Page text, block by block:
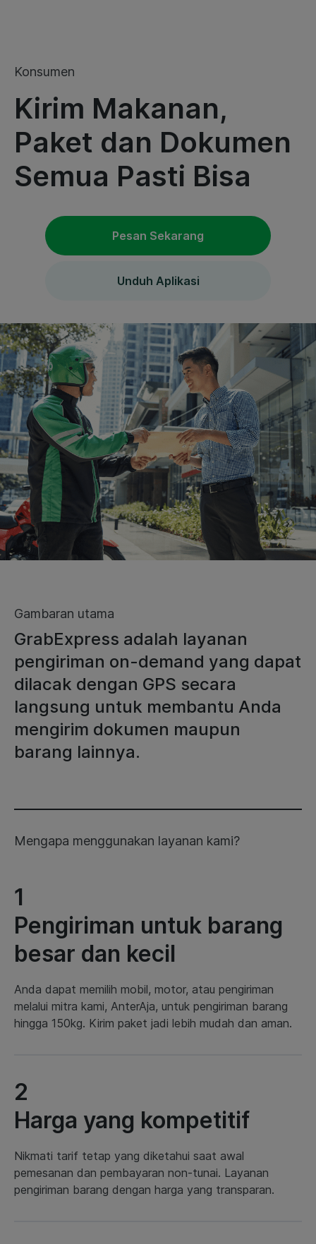
Konsumen
Kirim Makanan,
Paket dan Dokumen
Semua Pasti Bisa
Pesan Sekarang
Unduh Aplikasi
Gambaran utama
GrabExpress adalah layanan
pengiriman on-demand yang dapat
dilacak dengan GPS secara
langsung untuk membantu Anda
mengirim dokumen maupun
barang lainnya.
Mengapa menggunakan layanan kami?
1
Pengiriman untuk barang
besar dan kecil
Anda dapat memilih mobil, motor, atau pengiriman
melalui mitra kami, AnterAja, untuk pengiriman barang
hingga 150kg. Kirim paket jadi lebih mudah dan aman.
2
Harga yang kompetitif
Nikmati tarif tetap yang diketahui saat awal
pemesanan dan pembayaran non-tunai. Layanan
pengiriman barang dengan harga yang transparan.